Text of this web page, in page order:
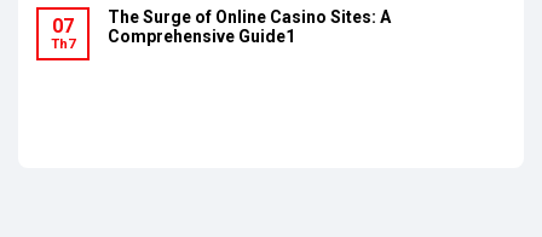
07
Th7
The Surge of Online Casino Sites: A
Comprehensive Guide1